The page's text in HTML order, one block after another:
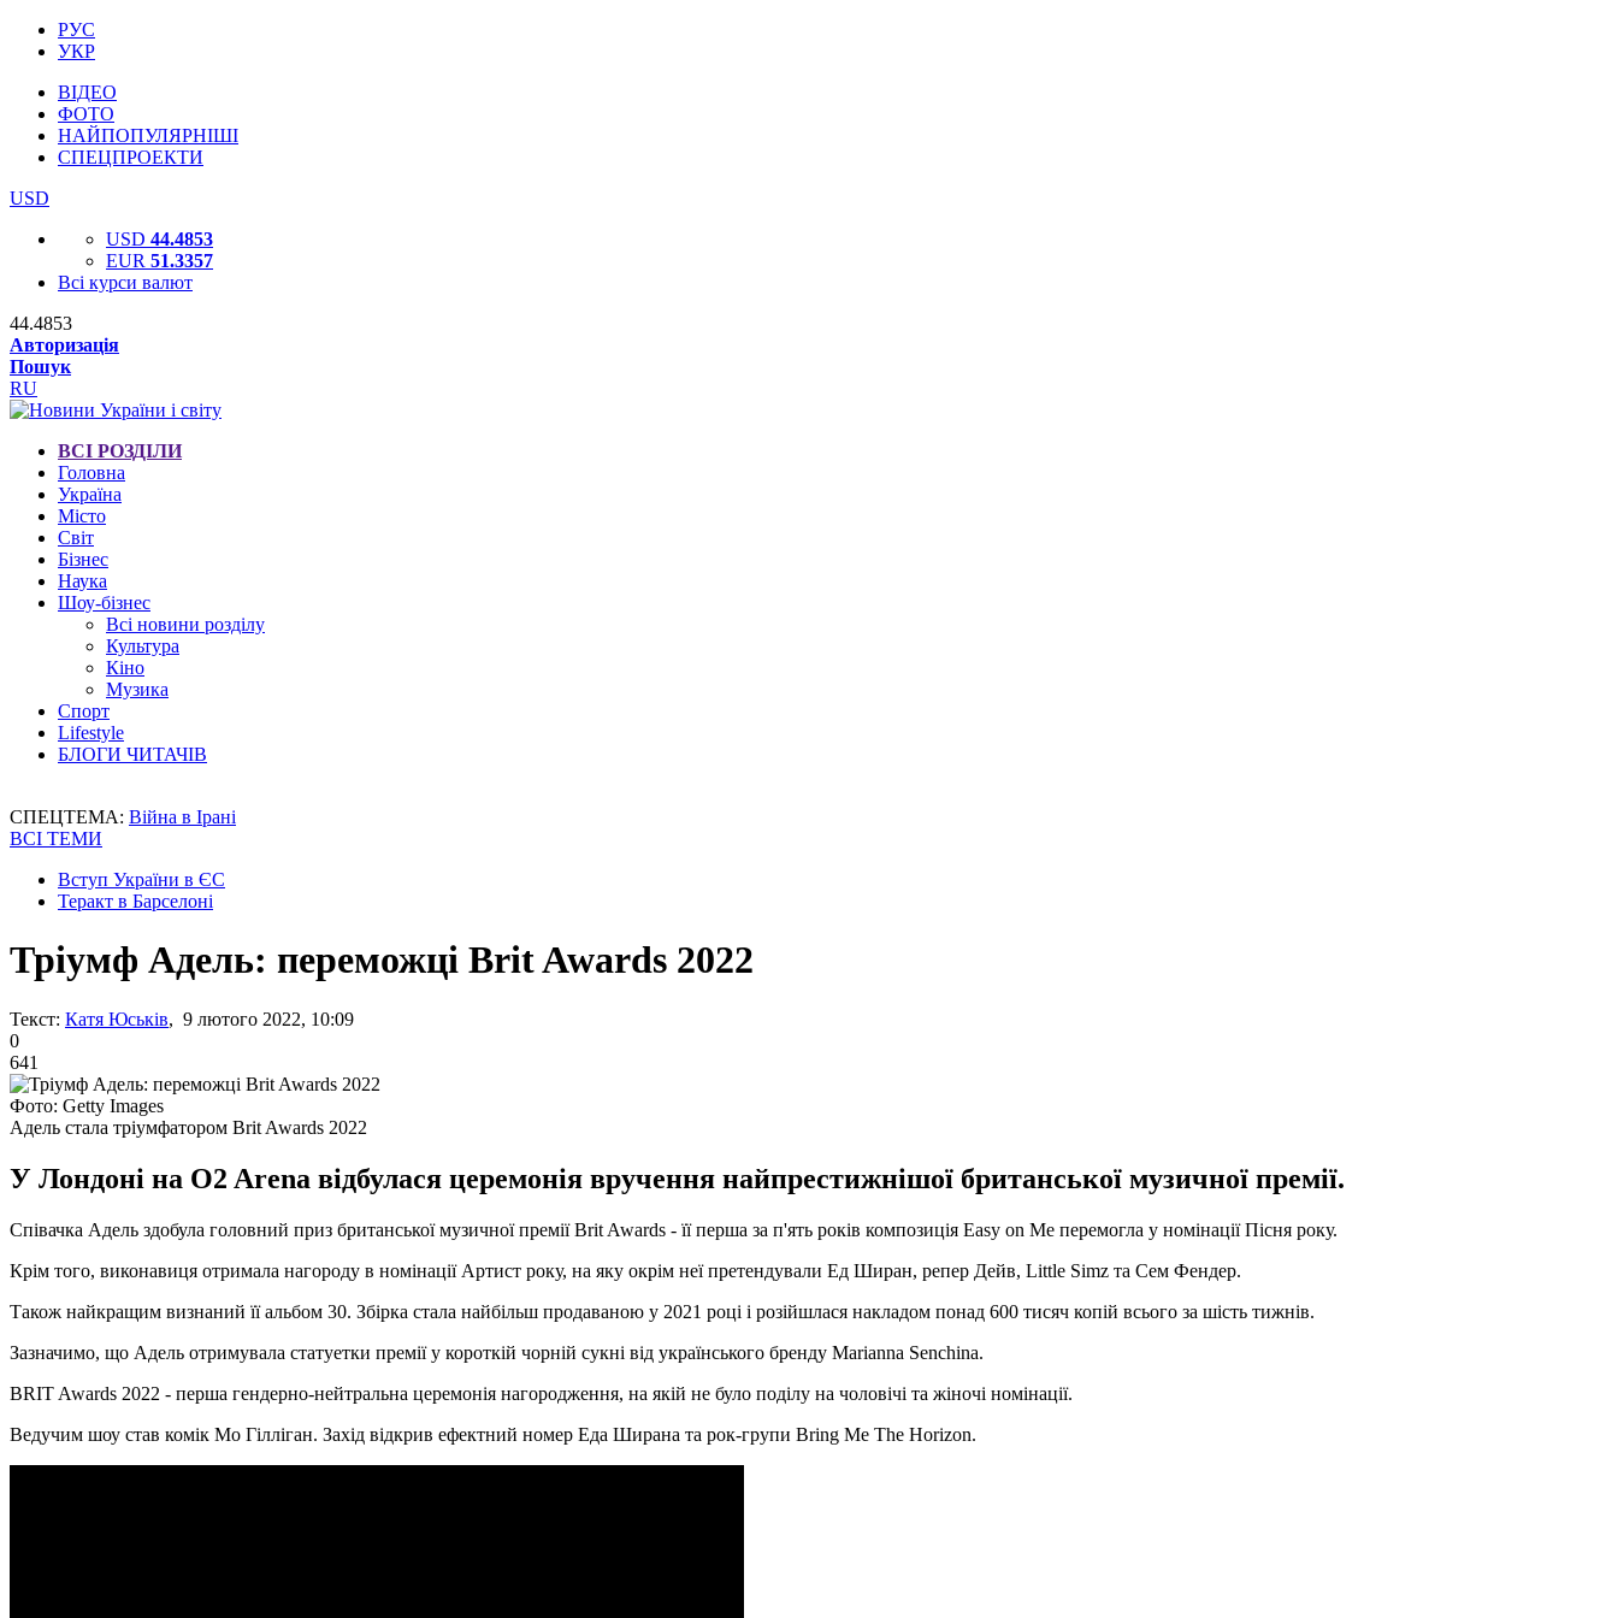
РУС
УКР
ВІДЕО
ФОТО
НАЙПОПУЛЯРНІШІ
СПЕЦПРОЕКТИ
USD
USD 44.4853
EUR 51.3357
Всі курси валют
44.4853
Авторизація
Пошук
RU
ВСІ РОЗДІЛИ
Головна
Україна
Місто
Світ
Бізнес
Наука
Шоу-бізнес
Всі новини розділу
Культура
Кіно
Музика
Спорт
Lifestyle
БЛОГИ ЧИТАЧІВ
СПЕЦТЕМА: Війна в Ірані
ВСІ ТЕМИ
Вступ України в ЄС
Теракт в Барселоні
Тріумф Адель: переможці Brit Awards 2022
Текст: Катя Юськів, 9 лютого 2022, 10:09
0
641
Фото: Getty Images
Адель стала тріумфатором Brit Awards 2022
У Лондоні на O2 Arena відбулася церемонія вручення найпрестижнішої британської музичної премії.
Співачка Адель здобула головний приз британської музичної премії Brit Awards - її перша за п'ять років композиція Easy on Me перемогла у номінації Пісня року.
Крім того, виконавиця отримала нагороду в номінації Артист року, на яку окрім неї претендували Ед Ширан, репер Дейв, Little Simz та Сем Фендер.
Також найкращим визнаний її альбом 30. Збірка стала найбільш продаваною у 2021 році і розійшлася накладом понад 600 тисяч копій всього за шість тижнів.
Зазначимо, що Адель отримувала статуетки премії у короткій чорній сукні від українського бренду Marianna Senchina.
BRIT Awards 2022 - перша гендерно-нейтральна церемонія нагородження, на якій не було поділу на чоловічі та жіночі номінації.
Ведучим шоу став комік Мо Гілліган. Захід відкрив ефектний номер Еда Ширана та рок-групи Bring Me The Horizon.